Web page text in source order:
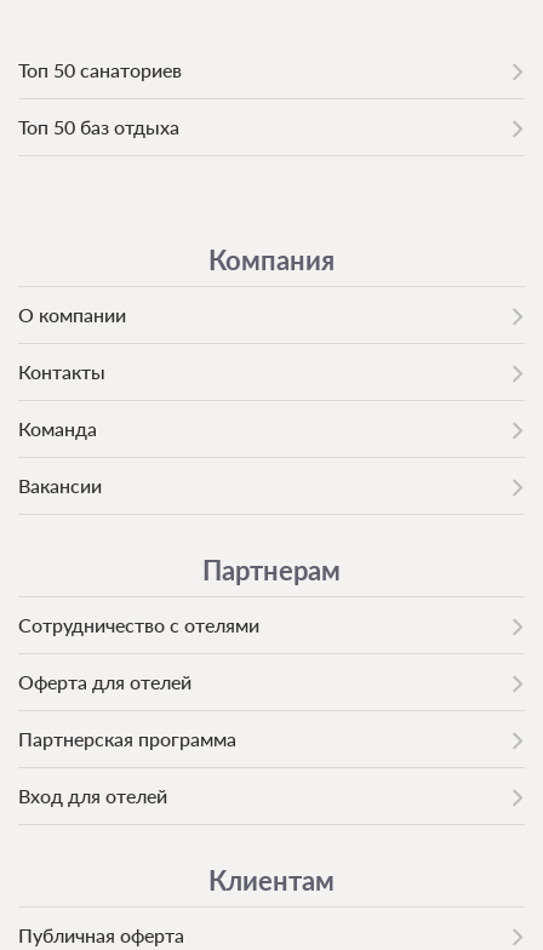
Топ 50 санаториев
Топ 50 баз отдыха
Компания
О компании
Контакты
Команда
Вакансии
Партнерам
Сотрудничество с отелями
Оферта для отелей
Партнерская программа
Вход для отелей
Клиентам
Публичная оферта